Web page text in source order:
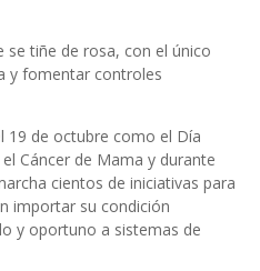
se tiñe de rosa, con el único
y fomentar controles
19 de octubre como el Día
Cáncer de Mama y durante
cientos de iniciativas para
importar su condición
y oportuno a sistemas de